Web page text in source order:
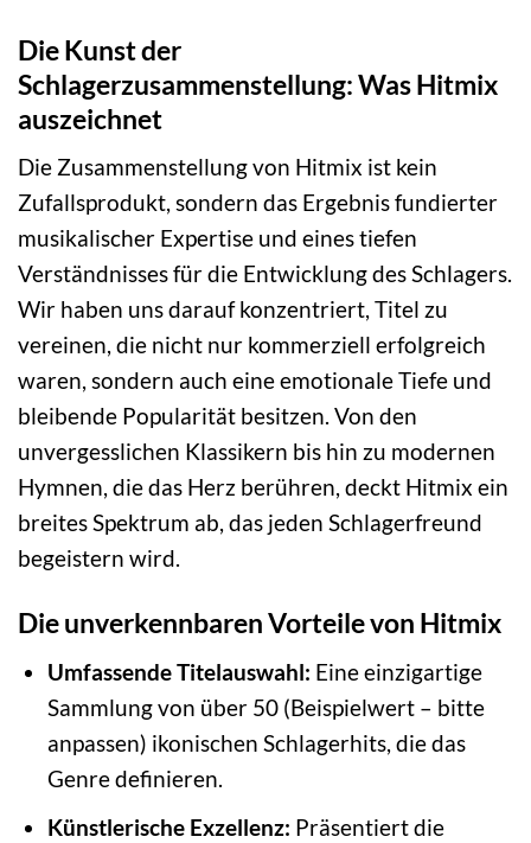
Die Kunst der
Schlagerzusammenstellung: Was Hitmix
auszeichnet
Die Zusammenstellung von Hitmix ist kein
Zufallsprodukt, sondern das Ergebnis fundierter
musikalischer Expertise und eines tiefen
Verständnisses für die Entwicklung des Schlagers.
Wir haben uns darauf konzentriert, Titel zu
vereinen, die nicht nur kommerziell erfolgreich
waren, sondern auch eine emotionale Tiefe und
bleibende Popularität besitzen. Von den
unvergesslichen Klassikern bis hin zu modernen
Hymnen, die das Herz berühren, deckt Hitmix ein
breites Spektrum ab, das jeden Schlagerfreund
begeistern wird.
Die unverkennbaren Vorteile von Hitmix
Umfassende Titelauswahl: Eine einzigartige
Sammlung von über 50 (Beispielwert – bitte
anpassen) ikonischen Schlagerhits, die das
Genre definieren.
Künstlerische Exzellenz: Präsentiert die